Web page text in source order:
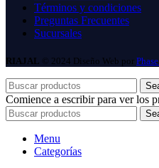
Términos y condiciones
Preguntas Frecuentes
Sucursales
RIAJAL © 2024 Diseño Web por
Comience a escribir para ver los
Menu
Categorías